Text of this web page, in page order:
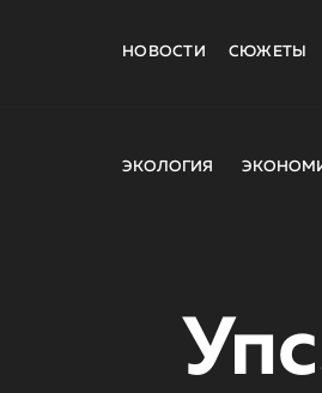
НОВОСТИ СЮЖЕТЫ
ЭКОЛОГИЯ